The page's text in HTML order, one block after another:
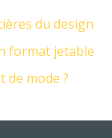
du design
format jetable
de mode ?